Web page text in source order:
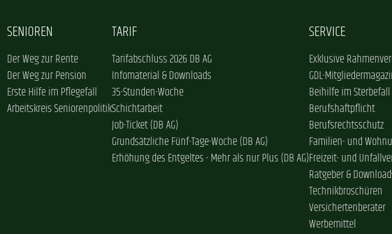
SENIOREN
Der Weg zur Rente
Der Weg zur Pension
Erste Hilfe im Pflegefall
Arbeitskreis Seniorenpolitik
TARIF
Tarifabschluss 2026 DB AG
Infomaterial & Downloads
35-Stunden-Woche
Schichtarbeit
Job-Ticket (DB AG)
Grundsätzliche Fünf-Tage-Woche (DB AG)
Erhöhung des Entgeltes - Mehr als nur Plus (DB AG)
SERVICE
Exklusive
GDL-
Beihilfe im Sterbefall
Berufshaftpflicht
Berufsrechtsschutz
Familien- und
Freizeit- und
Ratgeber &
Technikbroschüren
Versichertenberater
Werbemittel